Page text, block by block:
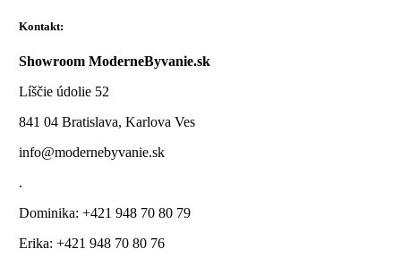
Kontakt:
Showroom ModerneByvanie.sk
Líščie údolie 52
841 04 Bratislava, Karlova Ves
info@modernebyvanie.sk
.
Dominika: +421 948 70 80 79
Erika: +421 948 70 80 76